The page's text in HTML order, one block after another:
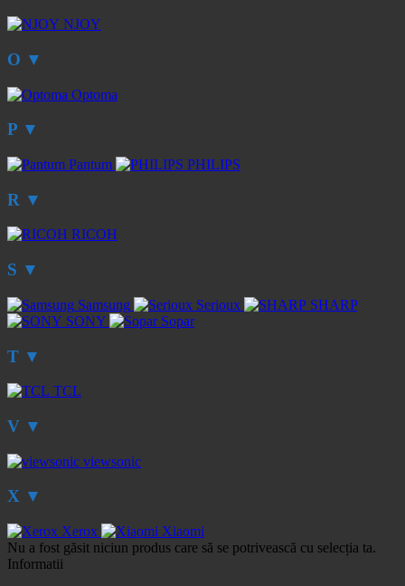
NJOY
O ▼
Optoma
P ▼
Pantum PHILIPS
R ▼
RICOH
S ▼
Samsung Serioux
SHARP
SONY
Sopar
T ▼
TCL
V ▼
viewsonic
X ▼
Xerox
Xiaomi
Nu a fost găsit niciun produs care să se potrivească cu selecția ta.
Informatii